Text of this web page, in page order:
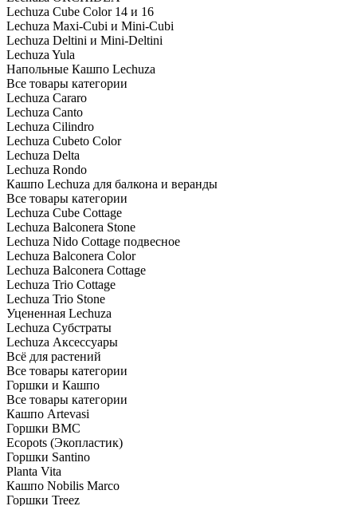
Lechuza Cube Color 14 и 16
Lechuza Maxi-Cubi и Mini-Cubi
Lechuza Deltini и Mini-Deltini
Lechuza Yula
Напольные Кашпо Lechuza
Все товары категории
Lechuza Cararo
Lechuza Canto
Lechuza Cilindro
Lechuza Cubeto Color
Lechuza Delta
Lechuza Rondo
Кашпо Lechuza для балкона и веранды
Все товары категории
Lechuza Cube Cottage
Lechuza Balconera Stone
Lechuza Nido Cottage подвесное
Lechuza Balconera Color
Lechuza Balconera Cottage
Lechuza Trio Cottage
Lechuza Trio Stone
Уцененная Lechuza
Lechuza Субстраты
Lechuza Аксессуары
Всё для растений
Все товары категории
Горшки и Кашпо
Все товары категории
Кашпо Artevasi
Горшки BMC
Ecopots (Экопластик)
Горшки Santino
Planta Vita
Кашпо Nobilis Marco
Горшки Treez